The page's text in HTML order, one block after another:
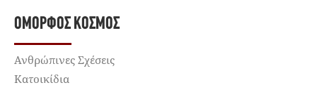
ΌΜΟΡΦΟΣ ΚΌΣΜΟΣ
Ανθρώπινες Σχέσεις
Κατοικίδια